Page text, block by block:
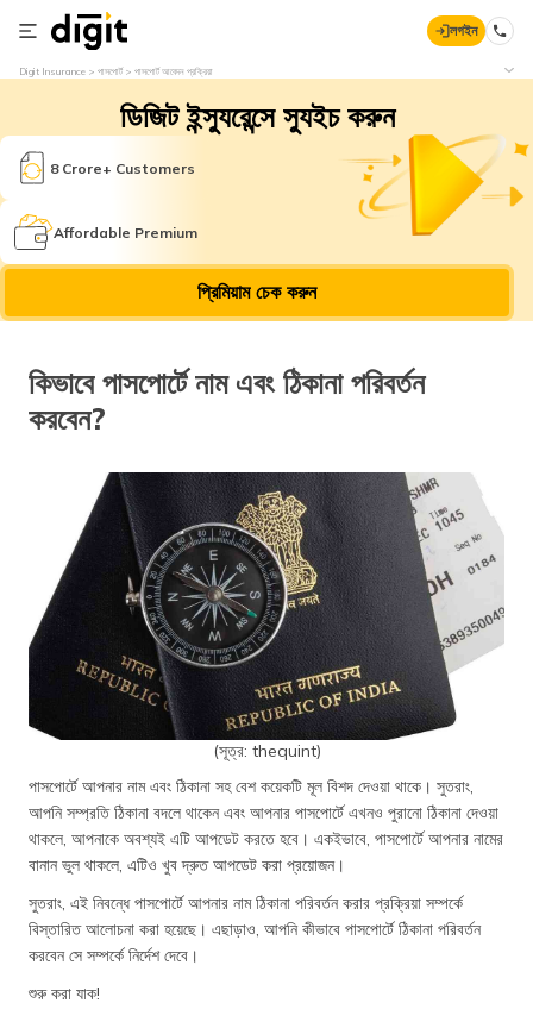
লগইন
Digit Insurance পাসপোর্ট পাসপোর্ট আবেদন প্রক্রিয়া
ডিজিট ইন্স্যুরেন্সে স্যুইচ করুন
8 Crore+ Customers
Affordable Premium
প্রিমিয়াম চেক করুন
কিভাবে পাসপোর্টে নাম এবং ঠিকানা পরিবর্তন
করবেন?
(সূত্র: thequint)
পাসপোর্টে আপনার নাম এবং ঠিকানা সহ বেশ কয়েকটি মূল বিশদ দেওয়া থাকে। সুতরাং,
আপনি সম্প্রতি ঠিকানা বদলে থাকেন এবং আপনার পাসপোর্টে এখনও পুরানো ঠিকানা দেওয়া
থাকলে, আপনাকে অবশ্যই এটি আপডেট করতে হবে। একইভাবে, পাসপোর্টে আপনার নামের
বানান ভুল থাকলে, এটিও খুব দ্রুত আপডেট করা প্রয়োজন।
সুতরাং, এই নিবন্ধে পাসপোর্টে আপনার নাম ঠিকানা পরিবর্তন করার প্রক্রিয়া সম্পর্কে
বিস্তারিত আলোচনা করা হয়েছে। এছাড়াও, আপনি কীভাবে পাসপোর্টে ঠিকানা পরিবর্তন
করবেন সে সম্পর্কে নির্দেশ দেবে।
শুরু করা যাক!